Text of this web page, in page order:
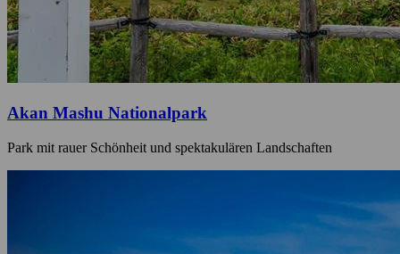
Akan Mashu Nationalpark
Park mit rauer Schönheit und spektakulären Landschaften